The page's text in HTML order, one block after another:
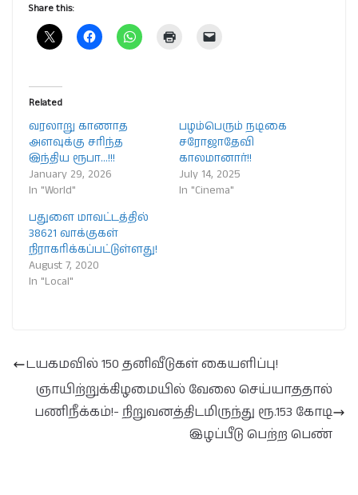
Share this:
Related
வரலாறு காணாத
அளவுக்கு சரிந்த
இந்திய ரூபா…!!!
January 29, 2026
In "World"
பழம்பெரும் நடிகை
சரோஜாதேவி
காலமானார்!!
July 14, 2025
In "Cinema"
பதுளை மாவட்டத்தில்
38621 வாக்குகள்
நிராகரிக்கப்பட்டுள்ளது!
August 7, 2020
In "Local"
டயகமவில் 150 தனிவீடுகள் கையளிப்பு!
ஞாயிற்றுக்கிழமையில் வேலை செய்யாததால்
பணிநீக்கம்!- நிறுவனத்திடமிருந்து ரூ.153 கோடி
இழப்பீடு பெற்ற பெண்